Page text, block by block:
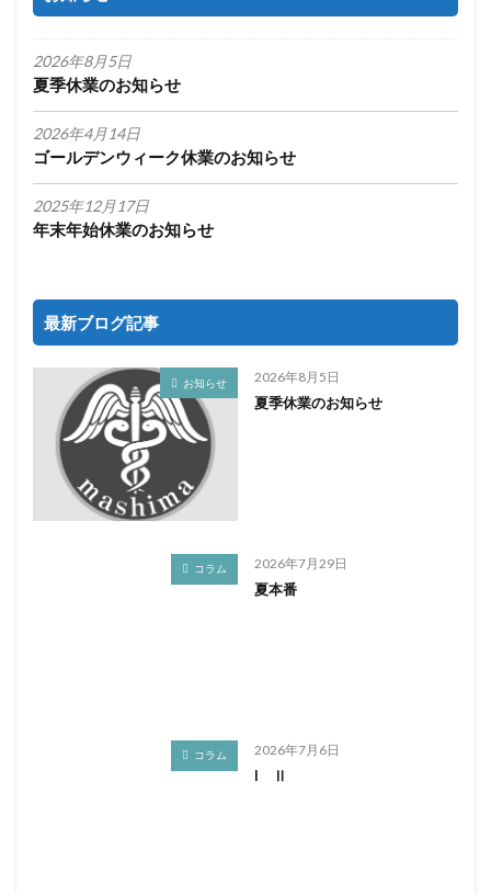
2026年8月5日
夏季休業のお知らせ
2026年4月14日
ゴールデンウィーク休業のお知らせ
2025年12月17日
年末年始休業のお知らせ
最新ブログ記事
お知らせ 2026年8月5日
夏季休業のお知らせ
コラム 2026年7月29日
夏本番
コラム 2026年7月6日
I Ⅱ